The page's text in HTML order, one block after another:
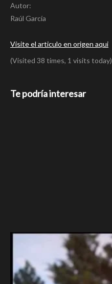
Autor:
Raúl García
Visite el articulo en origen aqui
(Visited 38 times, 1 visits today)
Te podría interesar